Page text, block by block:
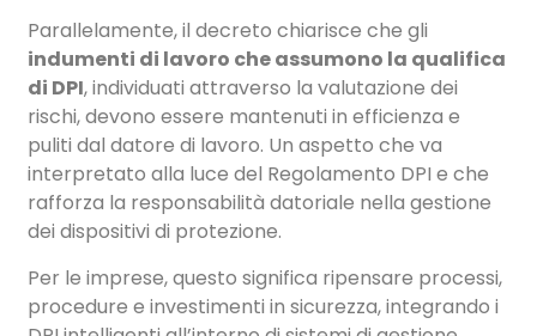
Parallelamente, il decreto chiarisce che gli
indumenti di lavoro che assumono la qualifica
di DPI, individuati attraverso la valutazione dei
rischi, devono essere mantenuti in efficienza e
puliti dal datore di lavoro. Un aspetto che va
interpretato alla luce del Regolamento DPI e che
rafforza la responsabilità datoriale nella gestione
dei dispositivi di protezione.
Per le imprese, questo significa ripensare processi,
procedure e investimenti in sicurezza, integrando i